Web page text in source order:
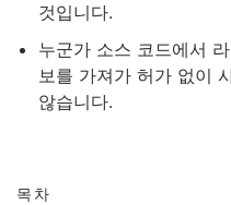
것입니다.
누군가 소스 코드에서
보를 가져가 허가 없이
않습니다.
목차